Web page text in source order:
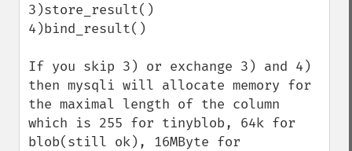
3)store_result()
4)bind_result()
If you skip 3) or exchange 3) and 4)
then mysqli will allocate memory for
the maximal length of the column
which is 255 for tinyblob, 64k for
blob(still ok), 16MByte for